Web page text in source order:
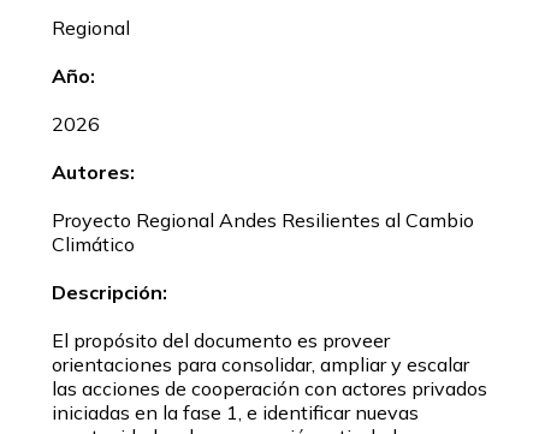
Regional
Año:
2026
Autores:
Proyecto Regional Andes Resilientes al Cambio
Climático
Descripción:
El propósito del documento es proveer
orientaciones para consolidar, ampliar y escalar
las acciones de cooperación con actores privados
iniciadas en la fase 1, e identificar nuevas